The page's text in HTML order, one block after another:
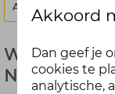
Als je een vraag
Warme
November
Akkoord
Dan geef je
cookies te
analytische,